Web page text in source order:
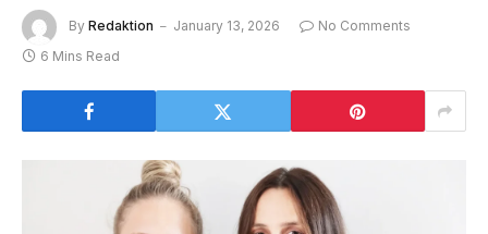
By Redaktion January 13, 2026
No Comments
6 Mins Read